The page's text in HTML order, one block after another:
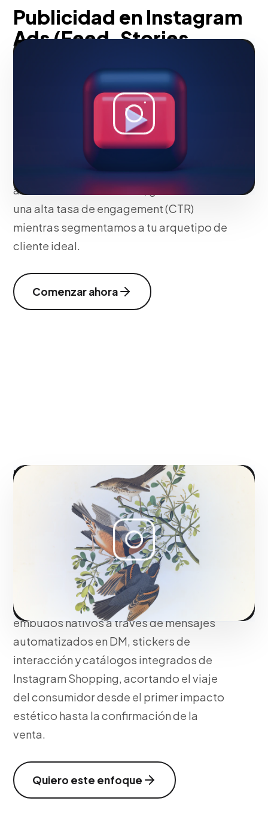
Publicidad en Instagram
Ads (Feed, Stories,
Reels, Explorar)
Diseñamos campañas visualmente
magnéticas para el ecosistema de
Instagram (Reels, Stories, Feed, Explorar).
Alineamos formatos verticales
dinámicos con los algoritmos de
atención nativos de Meta, garantizando
una alta tasa de engagement (CTR)
mientras segmentamos a tu arquetipo de
cliente ideal.
Comenzar ahora
NUESTRA METODOLOGÍA
Formatos visuales
inmersivos para generar
ventas y engagement
Convertimos la estética visual en
resultados tangibles. Implementamos
embudos nativos a través de mensajes
automatizados en DM, stickers de
interacción y catálogos integrados de
Instagram Shopping, acortando el viaje
del consumidor desde el primer impacto
estético hasta la confirmación de la
venta.
Quiero este enfoque